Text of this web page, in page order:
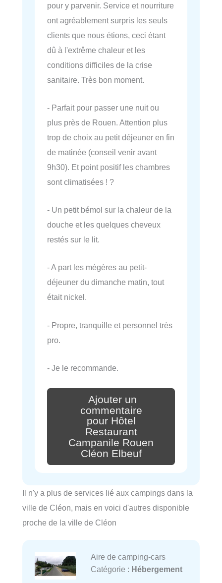
pour y parvenir. Service et nourriture
ont agréablement surpris les seuls
clients que nous étions, ceci étant
dû à l'extrême chaleur et les
conditions difficiles de la crise
sanitaire. Très bon moment.
- Parfait pour passer une nuit ou
plus près de Rouen. Attention plus
trop de choix au petit déjeuner en fin
de matinée (conseil venir avant
9h30). Et point positif les chambres
sont climatisées ! ?
- Un petit bémol sur la chaleur de la
douche et les quelques cheveux
restés sur le lit.
- A part les mégères au petit-
déjeuner du dimanche matin, tout
était nickel.
- Propre, tranquille et personnel très
pro.
- Je le recommande.
Ajouter un
commentaire
pour Hôtel
Restaurant
Campanile Rouen
Cléon Elbeuf
Il n'y a plus de services lié aux campings dans la
ville de Cléon, mais en voici d'autres disponible
proche de la ville de Cléon
Aire de camping-cars
Catégorie : Hébergement